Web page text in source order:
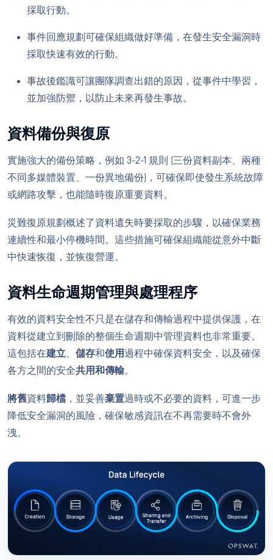
採取行動。
事件回應規劃可確保組織做好準備，在發生安全漏洞時
採取快速有效的行動。
事故後鑑識可讓團隊調查出錯的原因，從事件中學習，
並加強防禦，以防止未來再發生事故。
資料備份與復原
實施強大的備份策略，例如 3-2-1 規則 (三份資料副本、兩種
不同多媒體裝置、一份異地備份)，可確保即使發生系統故障
或網路攻擊，也能隨時復原重要資料。
災難復原規劃概述了資料遺失時要採取的步驟，以確保業務
連續性和最小停機時間。這些措施可確保組織能從意外中斷
中快速恢復，並恢復營運。
資料生命週期管理與處理程序
有效的資料安全性不只是在儲存和傳輸過程中提供保護，在
資料從建立到刪除的整個生命週期中管理資料也非常重要。
這包括在建立、 儲存和使用過程中確保資料安全，以及確保
各方之間的安全共用和傳輸。
將舊資料歸檔 ，並妥善棄置過時或不必要的資料，可進一步
降低安全漏洞的風險，確保敏感資訊在不再需要時不會外
洩。